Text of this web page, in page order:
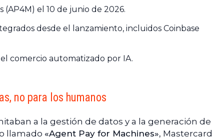
el 10 de junio de 2026.
desde el lanzamiento, incluidos Coinbase
comercio automatizado por IA.
no para los humanos
a la gestión de datos y a la generación de
llamado «Agent Pay for Machines», Mastercard